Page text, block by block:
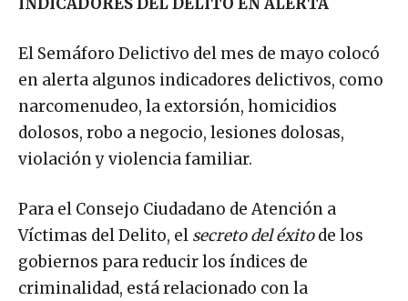
El Semáforo Delictivo del mes de mayo colocó
en alerta algunos indicadores delictivos, como
narcomenudeo, la extorsión, homicidios
dolosos, robo a negocio, lesiones dolosas,
violación y violencia familiar.
Para el Consejo Ciudadano de Atención a
Víctimas del Delito, el secreto del éxitode los
gobiernos para reducir los índices de
criminalidad, está relacionado con la